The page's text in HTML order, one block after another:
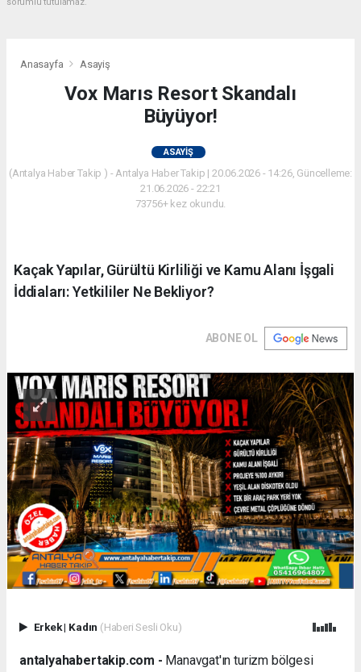
Anasayfa Asayiş
Vox Marıs Resort Skandalı
Büyüyor!
ASAYIŞ
(Antalya Haber Takip ) - Antalya Haber Takip | 20.06.2026 - 14:26, Güncelleme:
21.06.2026 - 22:21
73756+ kez okundu.
Kaçak Yapılar, Gürültü Kirliliği ve Kamu Alanı İşgali
İddiaları: Yetkililer Ne Bekliyor?
ABONE OL
Erkek| Kadın (Haberi Sesli Oku)
antalyahabertakip.com - Manavgat'ın turizm bölgesi